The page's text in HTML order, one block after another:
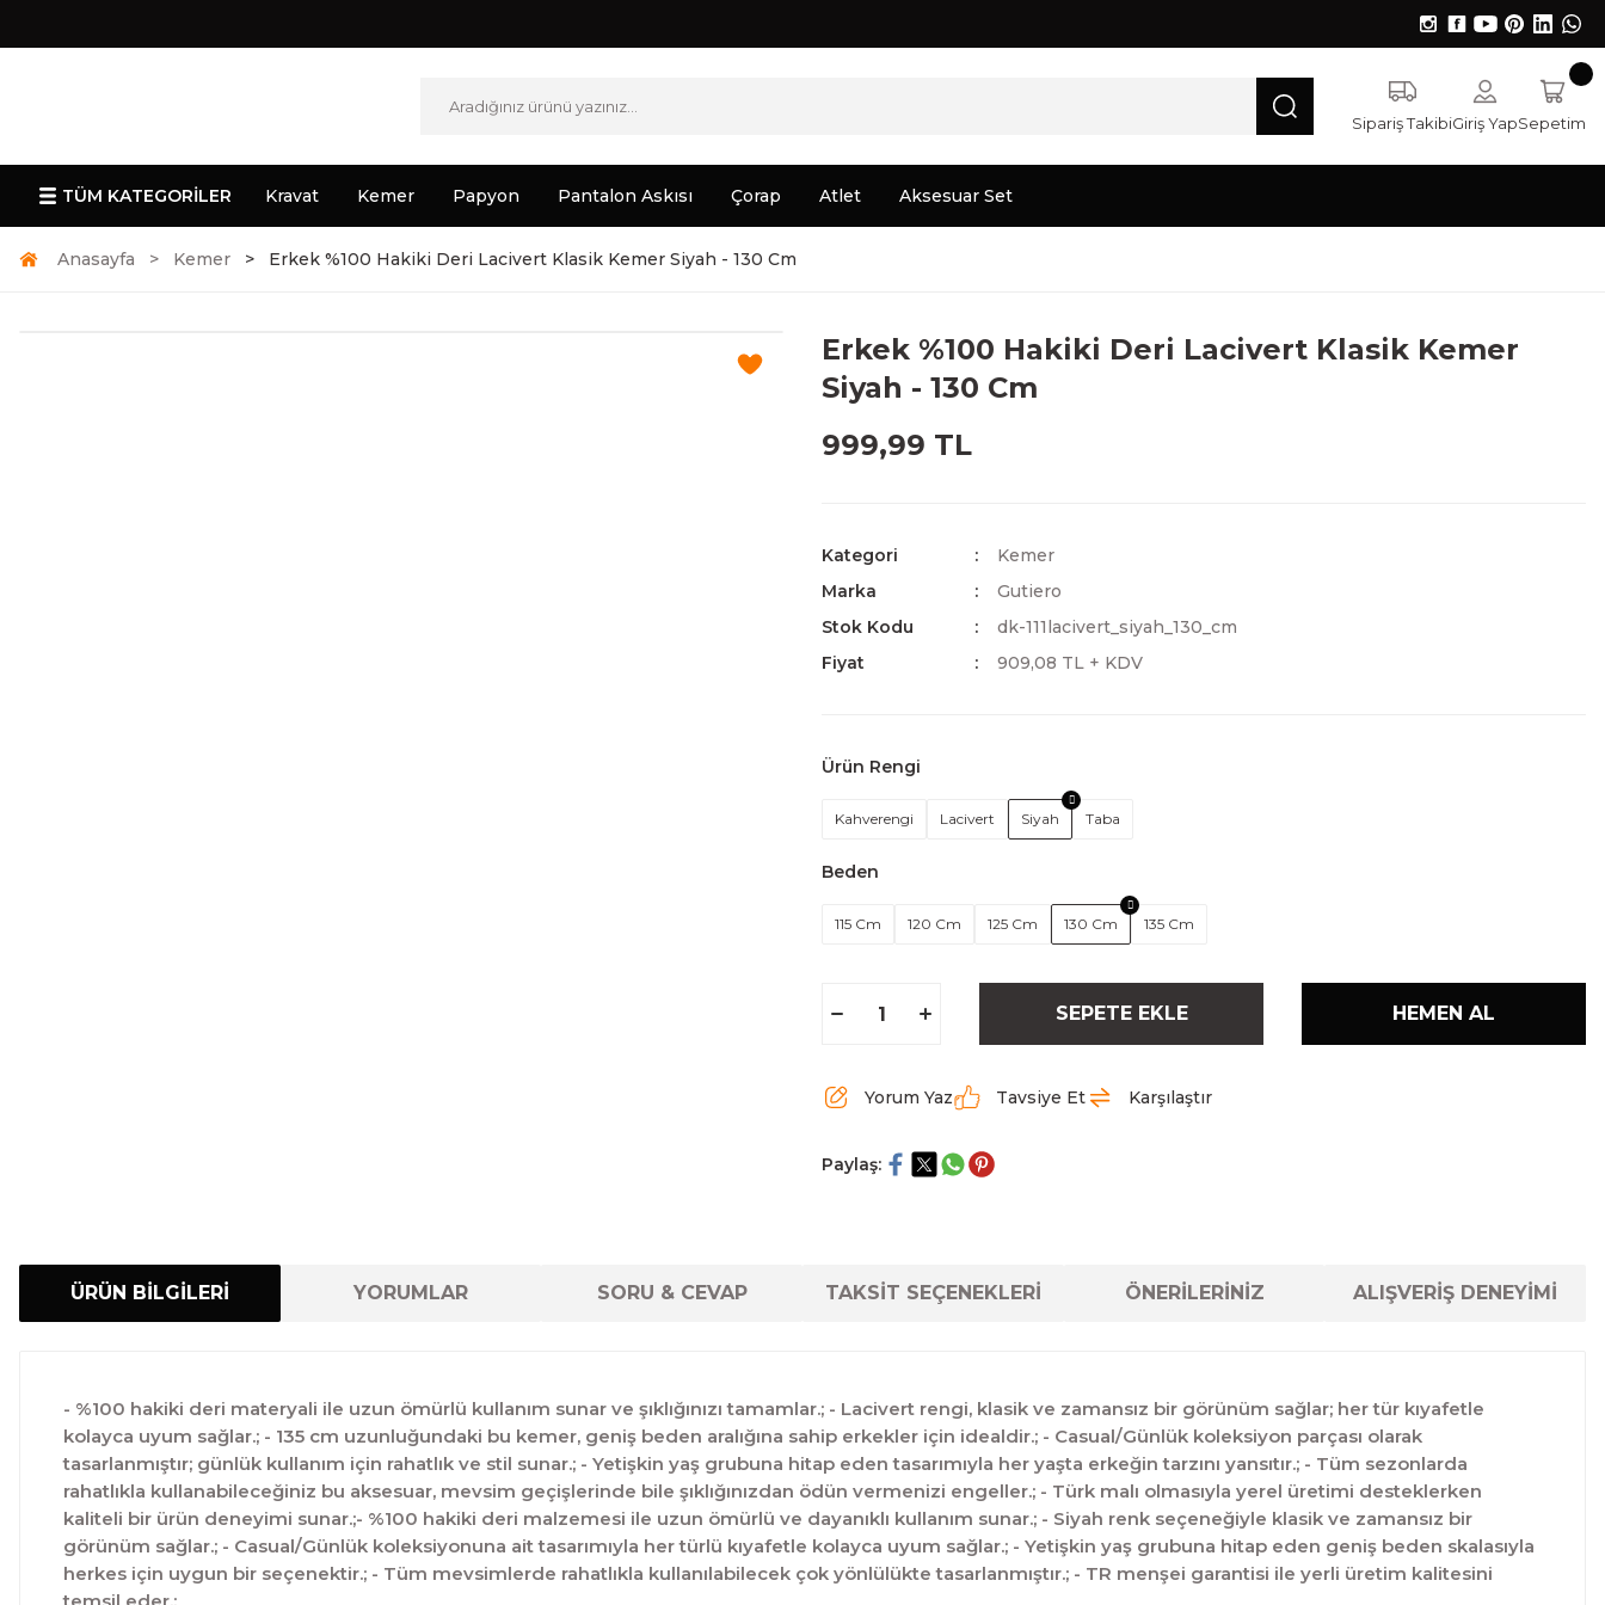
Sipariş TakibiGiriş YapSepetim
TÜM KATEGORİLER Kravat Kemer Papyon Pantalon Askısı Çorap Atlet Aksesuar Set
Anasayfa Kemer Erkek %100 Hakiki Deri Lacivert Klasik Kemer Siyah - 130 Cm
Erkek %100 Hakiki Deri Lacivert Klasik Kemer
Siyah - 130 Cm
999,99 TL
Kategori
Kemer
Marka
Gutiero
Stok Kodu
dk-111lacivert_siyah_130_cm
Fiyat
909,08 TL + KDV
Ürün Rengi
Kahverengi Lacivert Siyah Taba
Beden
115 Cm 120 Cm 125 Cm 130 Cm 135 Cm
SEPETE EKLE HEMEN AL
Yorum Yaz Tavsiye Et Karşılaştır
Paylaş:
ÜRÜN BİLGİLERİ YORUMLAR SORU & CEVAP TAKSİT SEÇENEKLERİ ÖNERİLERİNİZ ALIŞVERİŞ DENEYİMİ
- %100 hakiki deri materyali ile uzun ömürlü kullanım sunar ve şıklığınızı tamamlar.; - Lacivert rengi, klasik ve zamansız bir görünüm sağlar; her tür kıyafetle
kolayca uyum sağlar.; - 135 cm uzunluğundaki bu kemer, geniş beden aralığına sahip erkekler için idealdir.; - Casual/Günlük koleksiyon parçası olarak
tasarlanmıştır; günlük kullanım için rahatlık ve stil sunar.; - Yetişkin yaş grubuna hitap eden tasarımıyla her yaşta erkeğin tarzını yansıtır.; - Tüm sezonlarda
rahatlıkla kullanabileceğiniz bu aksesuar, mevsim geçişlerinde bile şıklığınızdan ödün vermenizi engeller.; - Türk malı olmasıyla yerel üretimi desteklerken
kaliteli bir ürün deneyimi sunar.;- %100 hakiki deri malzemesi ile uzun ömürlü ve dayanıklı kullanım sunar.; - Siyah renk seçeneğiyle klasik ve zamansız bir
görünüm sağlar.; - Casual/Günlük koleksiyonuna ait tasarımıyla her türlü kıyafetle kolayca uyum sağlar.; - Yetişkin yaş grubuna hitap eden geniş beden skalasıyla
herkes için uygun bir seçenektir.; - Tüm mevsimlerde rahatlıkla kullanılabilecek çok yönlülükte tasarlanmıştır.; - TR menşei garantisi ile yerli üretim kalitesini